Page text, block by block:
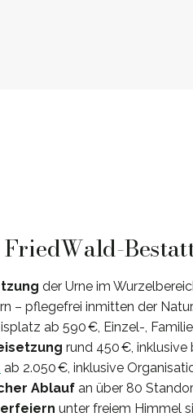
der Urne im
– pflegefrei inmitten der Natur.
ab 590 €, Einzel-,
rund 450 €, inklusive
ab 2.050 €, inklusive
Ablauf an über 80
unter freiem Himmel